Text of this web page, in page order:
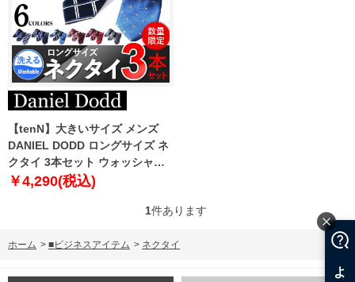
【tenN】大きいサイズ メンズ
DANIEL DODD ロングサイズ ネ
クタイ 3本セット ウォッシャブ
ル ギフト箱入 数量限定 az-
￥4,290(税込)
1件あります
ホーム > ■ビジネスアイテム > ネクタイ